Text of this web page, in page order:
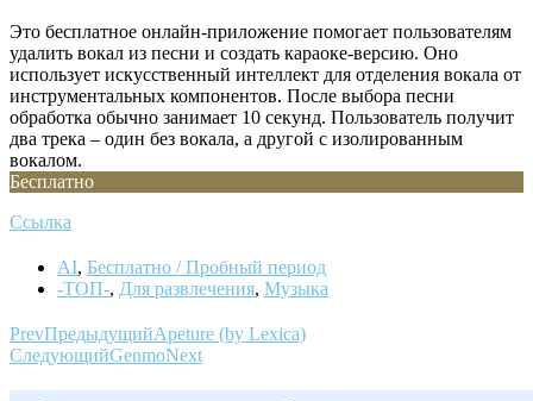
Это бесплатное онлайн-приложение помогает пользователям
удалить вокал из песни и создать караоке-версию. Оно
использует искусственный интеллект для отделения вокала от
инструментальных компонентов. После выбора песни
обработка обычно занимает 10 секунд. Пользователь получит
два трека – один без вокала, а другой с изолированным
вокалом.
Бесплатно
Ссылка
AI, Бесплатно / Пробный период
-ТОП-, Для развлечения, Музыка
PrevПредыдущийApeture (by Lexica)
СледующийGenmoNext